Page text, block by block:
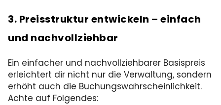
3. Preisstruktur entwickeln – einfach
und nachvollziehbar
Ein einfacher und nachvollziehbarer Basispreis
erleichtert dir nicht nur die Verwaltung, sondern
erhöht auch die Buchungswahrscheinlichkeit.
Achte auf Folgendes: